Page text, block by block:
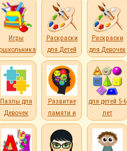
Игры
Раскраски
для Детей
Раскраски
для Девочек
Пазлы для
Девочек
Развитие
памяти и
внимания
для детей 5-6
лет